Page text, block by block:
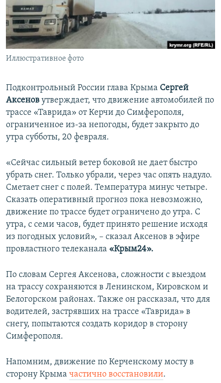
ПОБЕДИТЕЛЕЙ НЕ СУДЯТ?
КРЫМ.НЕПОКОРЕННЫЙ
ELIFBE
УКРАИНСКАЯ ПРОБЛЕМА КРЫМА
ПРИСОЕДИНЯЙТЕСЬ!
Иллюстративное фото
Подконтрольный России глава Крыма Сергей
Аксенов утверждает, что движение автомобилей по
трассе «Таврида» от Керчи до Симферополя,
ограниченное из-за непогоды, будет закрыто до
утра субботы, 20 февраля.
«Сейчас сильный ветер боковой не дает быстро
убрать снег. Только убрали, через час опять надуло.
Сметает снег с полей. Температура минус четыре.
Сказать оперативный прогноз пока невозможно,
движение по трассе будет ограничено до утра. С
утра, с семи часов, будет принято решение исходя
из погодных условий», – сказал Аксенов в эфире
провластного телеканала «Крым24».
По словам Сергея Аксенова, сложности с выездом
на трассу сохраняются в Ленинском, Кировском и
Белогорском районах. Также он рассказал, что для
водителей, застрявших на трассе «Таврида» в
снегу, попытаются создать коридор в сторону
Симферополя.
Напомним, движение по Керченскому мосту в
сторону Крыма частично восстановили.